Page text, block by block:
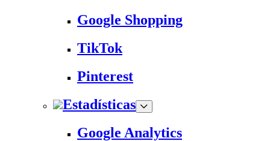
Google Shopping
TikTok
Pinterest
Estadísticas
Google Analytics